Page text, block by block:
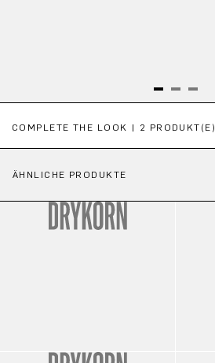
COMPLETE THE LOOK | 2 PRODUKT(E)
ÄHNLICHE PRODUKTE